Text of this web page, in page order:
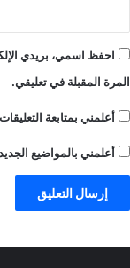
احفظ اسمي، بريدي
المرة المقبلة في تعليقي.
أعلمني بمتابعة
أعلمني بالمواضيع